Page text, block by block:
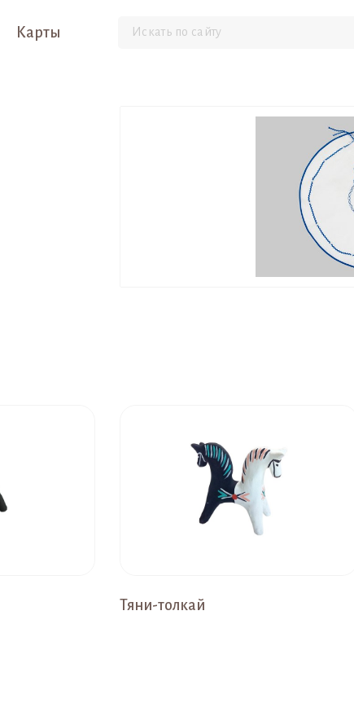
Карты
Тяни-толкай